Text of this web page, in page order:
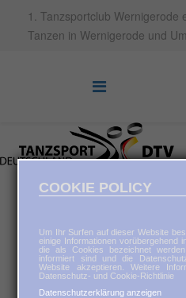
1. Tanzsportclub Wernigerode
Tanzen in Wernigerode und
COOKIE POLICY
Um Ihr Surfen auf dieser Website
einige Informationen vorübergehend
die als Cookies bezeichnet
informiert sind und die
Website akzeptieren. Weitere
Datenschutz- und Cookie-Richtlinie
Datenschutzerklärung anzeigen